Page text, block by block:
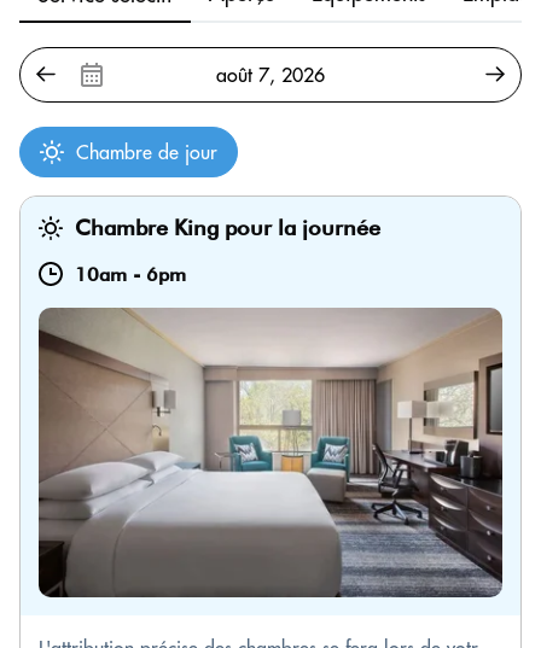
Chambre de jour
Chambre King pour la journée
10am - 6pm